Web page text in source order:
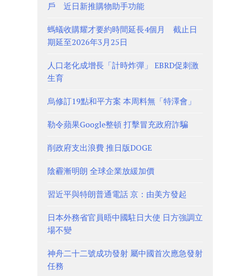
戶 近日新推購物助手功能
螞蟻收購耀才要約時間延長4個月 截止日
期延至2026年3月25日
人口老化成增長「計時炸彈」 EBRD促刺激
生育
烏修訂19點和平方案 本周料無「特澤會」
勒令蘋果Google整頓 打擊冒充政府詐騙
削政府支出浪費 推日版DOGE
陰霾漸明朗 全球企業放緩加價
習近平與特朗普通電話 京：由美方發起
日本外務省官員晤中國駐日大使 日方強調立
場不變
神舟二十二號成功發射 屬中國首次應急發射
任務